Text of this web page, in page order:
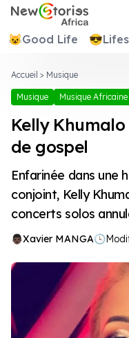
Newstories Africa
😺Good Life 😎
Accueil > Musique
Musique Musique Africaine
Kelly
de gospel
Enfarinée dans une
conjoint, Kelly
concerts solos
Xavier MANGA🕓